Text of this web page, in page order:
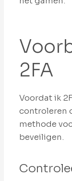
2FA
Voordat ik
controleren
methode
beveiligen.